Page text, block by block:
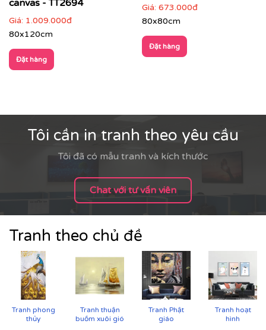
Treo tranh khổ lớn hoặc bộ tranh để tạo ấn tượng
mạnh
Không gian nên tối giản để tranh trở thành tâm
điểm
canvas - TT2694
Giá: 1.009.000đ
80x120cm
Đặt hàng
Giá: 673.000đ
80x80cm
Đặt hàng
Tôi cần in tranh theo yêu cầu
Tôi đã có mẫu tranh và kích thước
Chat với tư vấn viên
Tranh theo chủ đề
Tranh phong
thủy
Tranh thuận
buồm xuôi gió
Tranh Phật
giáo
Tranh hoạt
hình